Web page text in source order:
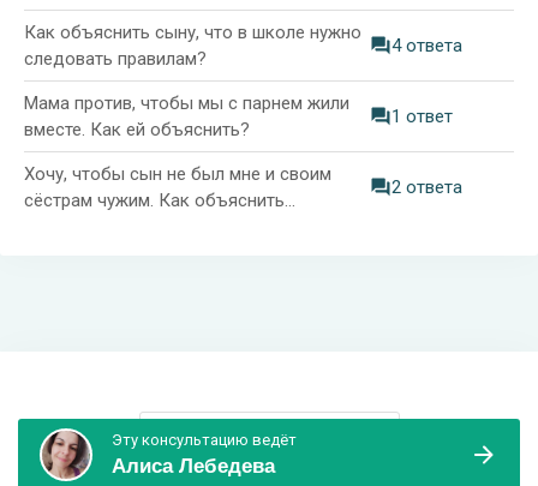
Как объяснить сыну, что в школе нужно
следовать правилам?
4 ответа
Мама против, чтобы мы с парнем жили
вместе. Как ей объяснить?
1 ответ
Хочу, чтобы сын не был мне и своим
сёстрам чужим. Как объяснить
2 ответа
Эту консультацию ведёт
Алиса Лебедева